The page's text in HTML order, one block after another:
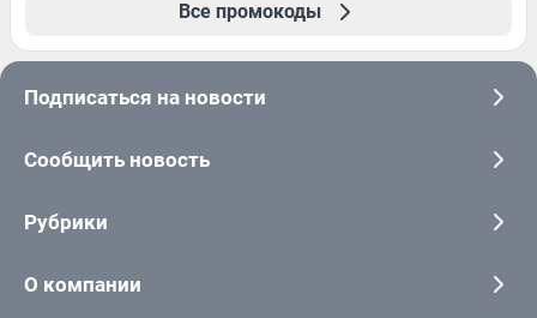
Все промокоды
Подписаться на новости
Сообщить новость
Рубрики
О компании